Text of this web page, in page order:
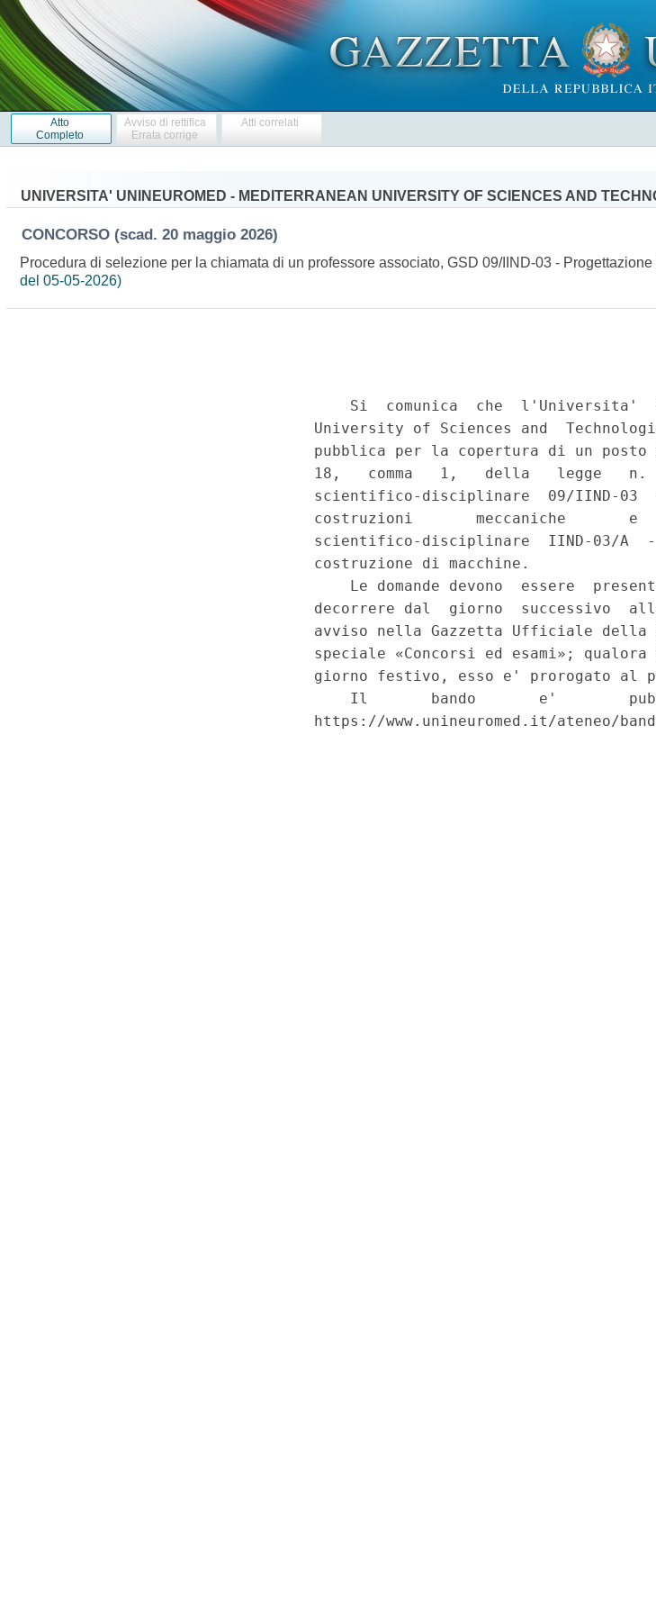
Atto
Completo
Avviso di rettifica
Errata corrige
Atti correlati
UNIVERSITA' UNINEUROMED - MEDITERRANEAN UNIVERSITY OF SCIENCES AND
CONCORSO (scad. 20 maggio 2026)
Procedura di selezione per la chiamata di un professore associato, GSD 09/IIND-03 -
del 05-05-2026)